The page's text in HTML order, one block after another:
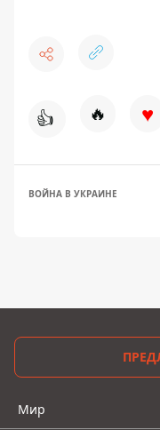
👍 🔥 ♥
ВОЙНА В УКРАИНЕ
Мир